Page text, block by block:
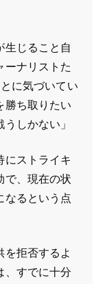
生じること自
ーナリストた
に気づいてい
勝ち取りたい
しかない」
にストライキ
で、現在の状
なるという点
を拒否するよ
、すでに十分